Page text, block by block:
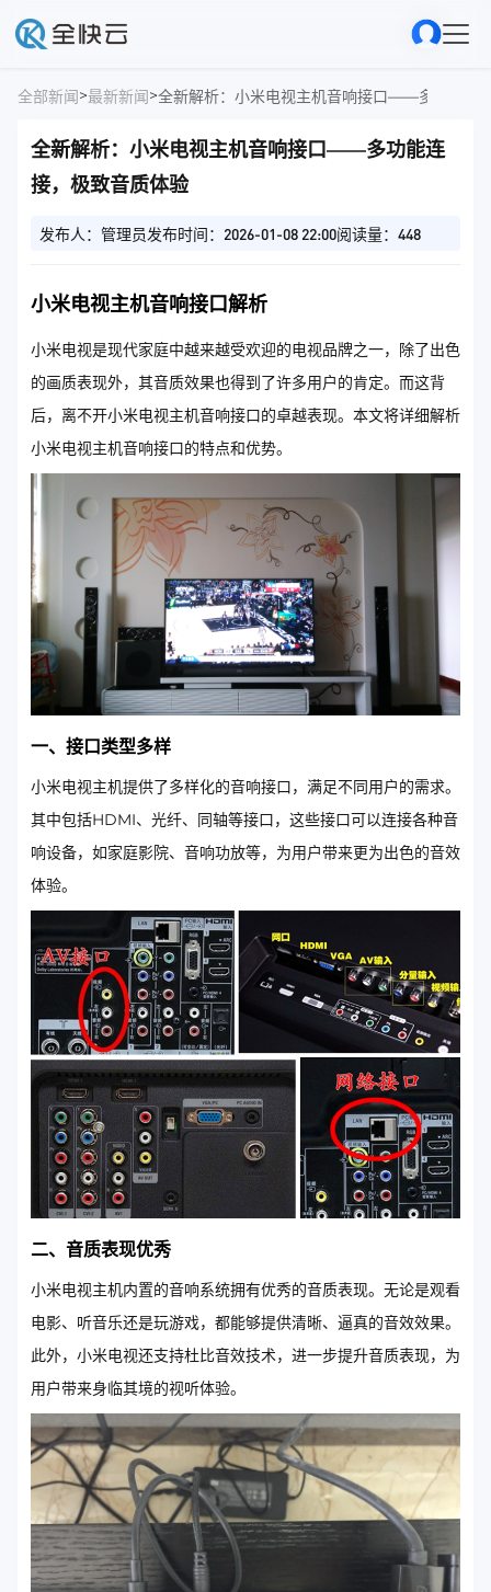
全部新闻>最新新闻>全新解析：小米电视主机音响接口——多功能连
全新解析：小米电视主机音响接口——多功能连
接，极致音质体验
发布人：管理员发布时间：2026-01-08 22:00阅读量：448
小米电视主机音响接口解析
小米电视是现代家庭中越来越受欢迎的电视品牌之一，除了出色
的画质表现外，其音质效果也得到了许多用户的肯定。而这背
后，离不开小米电视主机音响接口的卓越表现。本文将详细解析
小米电视主机音响接口的特点和优势。
一、接口类型多样
小米电视主机提供了多样化的音响接口，满足不同用户的需求。
其中包括HDMI、光纤、同轴等接口，这些接口可以连接各种音
响设备，如家庭影院、音响功放等，为用户带来更为出色的音效
体验。
二、音质表现优秀
小米电视主机内置的音响系统拥有优秀的音质表现。无论是观看
电影、听音乐还是玩游戏，都能够提供清晰、逼真的音效效果。
此外，小米电视还支持杜比音效技术，进一步提升音质表现，为
用户带来身临其境的视听体验。